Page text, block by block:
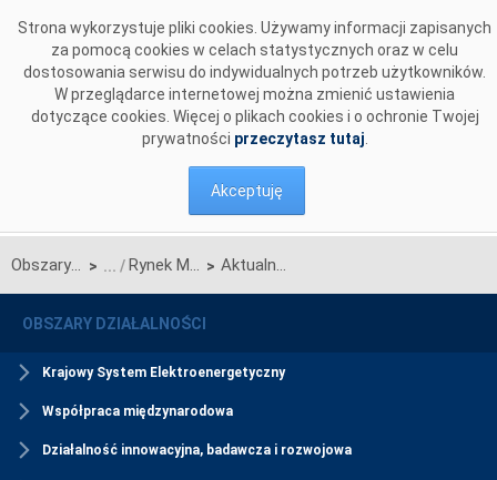
Strona wykorzystuje pliki cookies. Używamy informacji zapisanych
za pomocą cookies w celach statystycznych oraz w celu
dostosowania serwisu do indywidualnych potrzeb użytkowników.
W przeglądarce internetowej można zmienić ustawienia
dotyczące cookies. Więcej o plikach cookies i o ochronie Twojej
prywatności przeczytasz tutaj
Akceptuję
Obszary działalności > Rynek Mocy > Aktualności Rynku Mocy
OBSZARY DZIAŁALNOŚCI
Krajowy System Elektroenergetyczny
Współpraca międzynarodowa
Działalność innowacyjna, badawcza i rozwojowa